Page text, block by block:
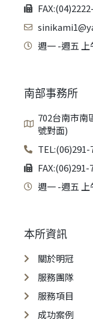
週一 -週五 上
南部事務所
702台南市南
號對面)
TEL:(06)291-
FAX:(06)291-
週一 -週五 上
本所資訊
關於明冠
服務團隊
服務項目
成功案例